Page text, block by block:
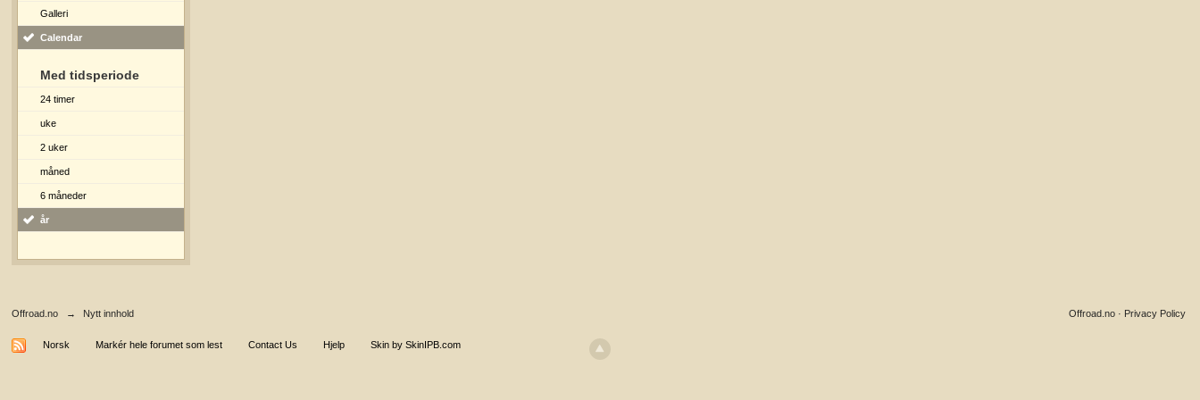
Galleri
Calendar
Med tidsperiode
24 timer
uke
2 uker
måned
6 måneder
år
Offroad.no → Nytt innhold Privacy Policy
Offroad.no ·
Norsk Markér hele forumet som lest Contact Us Hjelp Skin by SkinIPB.com